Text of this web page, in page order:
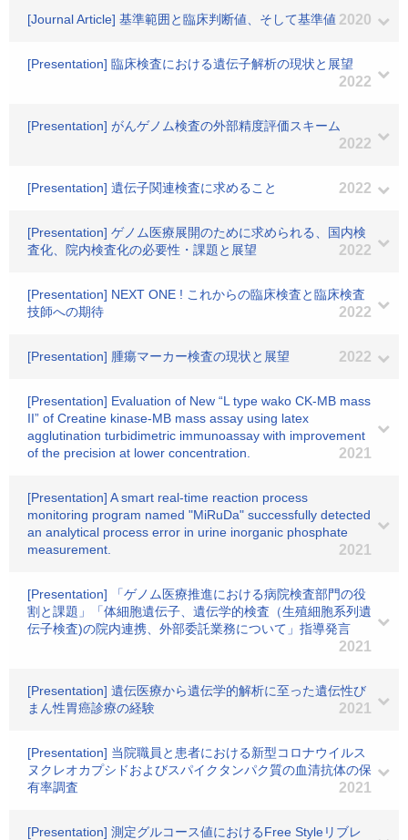
[Journal Article] 基準範囲と臨床判断値、そして基準値 2020
[Presentation] 臨床検査における遺伝子解析の現状と展望
2022
[Presentation] がんゲノム検査の外部精度評価スキーム
2022
[Presentation] 遺伝子関連検査に求めること 2022
[Presentation] ゲノム医療展開のために求められる、国内検
査化、院内検査化の必要性・課題と展望
2022
[Presentation] NEXT ONE ! これからの臨床検査と臨床検査
技師への期待
2022
[Presentation] 腫瘍マーカー検査の現状と展望 2022
[Presentation] Evaluation of New “L type wako CK-MB mass
II” of Creatine kinase-MB mass assay using latex
agglutination turbidimetric immunoassay with improvement
of the precision at lower concentration.
2021
[Presentation] A smart real-time reaction process
monitoring program named "MiRuDa" successfully detected
an analytical process error in urine inorganic phosphate
measurement.
2021
[Presentation] 「ゲノム医療推進における病院検査部門の役
割と課題」「体細胞遺伝子、遺伝学的検査（生殖細胞系列遺
伝子検査)の院内連携、外部委託業務について」指導発言
2021
[Presentation] 遺伝医療から遺伝学的解析に至った遺伝性び
まん性胃癌診療の経験
2021
[Presentation] 当院職員と患者における新型コロナウイルス
ヌクレオカプシドおよびスパイクタンパク質の血清抗体の保
有率調査
2021
[Presentation] 測定グルコース値におけるFree Styleリブレ